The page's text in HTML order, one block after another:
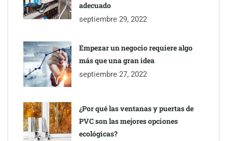
adecuado
septiembre 29, 2022
Empezar un negocio requiere algo
más que una gran idea
septiembre 27, 2022
¿Por qué las ventanas y puertas de
PVC son las mejores opciones
ecológicas?